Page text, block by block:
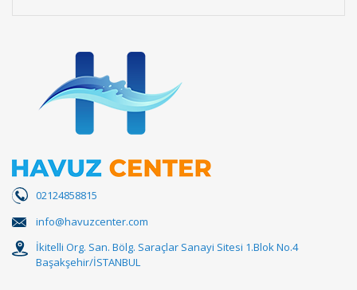
02124858815
info@havuzcenter.com
İkitelli Org. San. Bölg. Saraçlar Sanayi Sitesi 1.Blok No.4
Başakşehir/İSTANBUL